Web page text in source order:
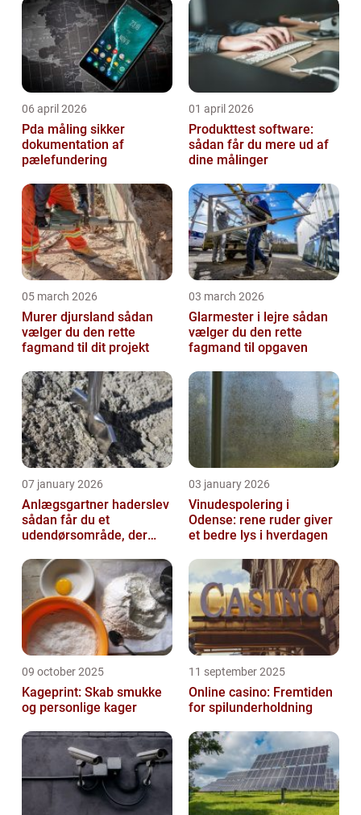
06 april 2026
Pda måling sikker
dokumentation af
pælefundering
01 april 2026
Produkttest software:
sådan får du mere ud af
dine målinger
05 march 2026
Murer djursland sådan
vælger du den rette
fagmand til dit projekt
03 march 2026
Glarmester i lejre sådan
vælger du den rette
fagmand til opgaven
07 january 2026
Anlægsgartner haderslev
sådan får du et
udendørsområde, der
03 january 2026
Vinudespolering i
Odense: rene ruder giver
et bedre lys i hverdagen
09 october 2025
Kageprint: Skab smukke
og personlige kager
11 september 2025
Online casino: Fremtiden
for spilunderholdning